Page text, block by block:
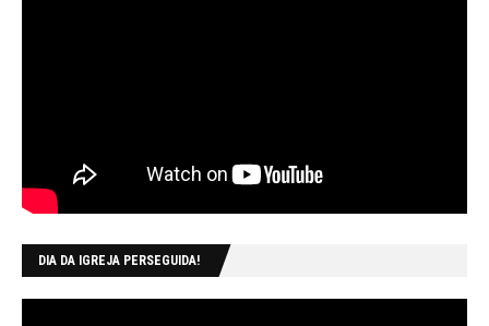
DIA DA IGREJA PERSEGUIDA!